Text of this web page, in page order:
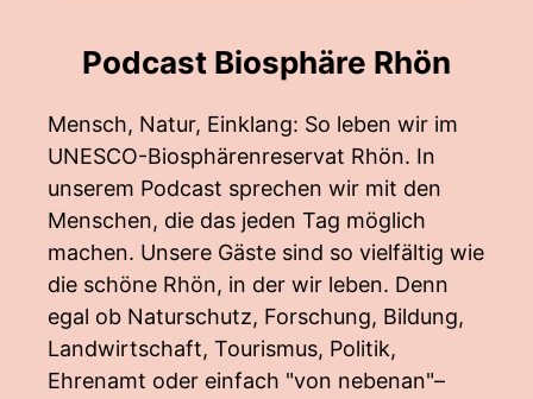
Podcast Biosphäre Rhön
Mensch, Natur, Einklang: So leben wir im
UNESCO-Biosphärenreservat Rhön. In
unserem Podcast sprechen wir mit den
Menschen, die das jeden Tag möglich
machen. Unsere Gäste sind so vielfältig wie
die schöne Rhön, in der wir leben. Denn
egal ob Naturschutz, Forschung, Bildung,
Landwirtschaft, Tourismus, Politik,
Ehrenamt oder einfach "von nebenan"–